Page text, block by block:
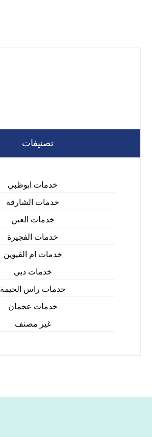
تصنيفات
خدمات ابوظبي
خدمات الشارقة
خدمات العين
خدمات الفجيرة
خدمات ام القيوين
خدمات دبي
خدمات راس الخيمة
خدمات عجمان
غير مصنف